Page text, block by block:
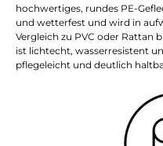
hochwertiges, rundes PE-
und wetterfest und wird in
Vergleich zu PVC oder Rattan
ist lichtecht, wasserresistent
pflegeleicht und deutlich